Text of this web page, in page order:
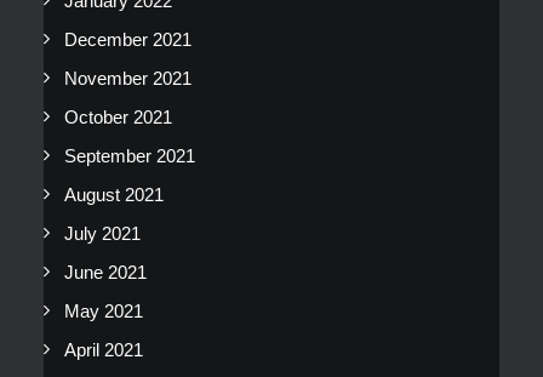
December 2021
November 2021
October 2021
September 2021
August 2021
July 2021
June 2021
May 2021
April 2021